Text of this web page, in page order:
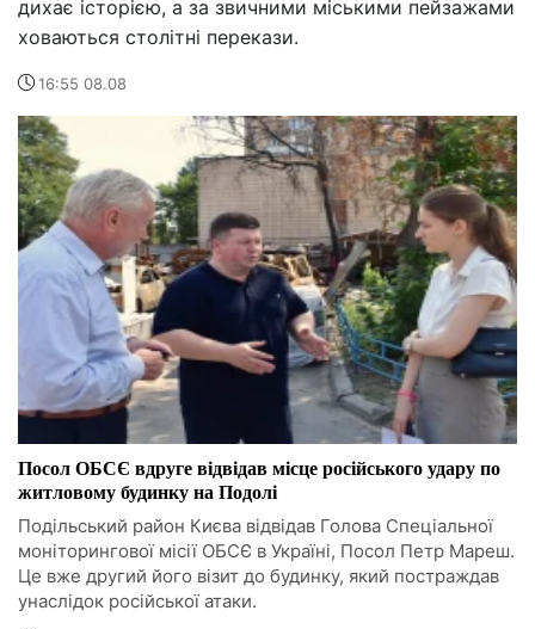
дихає історією, а за звичними міськими пейзажами
ховаються столітні перекази.
16:55 08.08
Посол ОБСЄ вдруге відвідав місце російського удару по
житловому будинку на Подолі
Подільський район Києва відвідав Голова Спеціальної
моніторингової місії ОБСЄ в Україні, Посол Петр Мареш.
Це вже другий його візит до будинку, який постраждав
унаслідок російської атаки.